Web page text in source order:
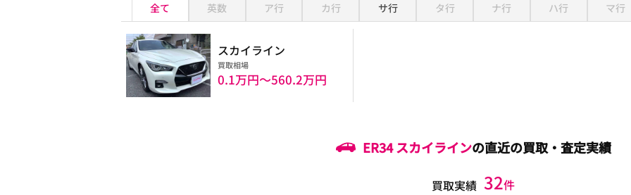
全て 英数 ア行 カ行 サ行 タ行 ナ行 ハ行 マ行
スカイライン
買取相場
0.1万円〜560.2万円
ER34 スカイラインの直近の買取・査定実績
買取実績 32件